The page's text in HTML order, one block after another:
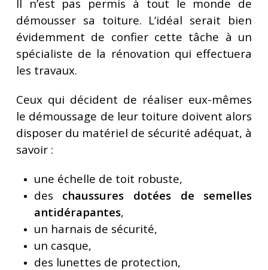
Il n’est pas permis à tout le monde de
démousser sa toiture. L’idéal serait bien
évidemment de confier cette tâche à un
spécialiste de la rénovation qui effectuera
les travaux.
Ceux qui décident de réaliser eux-mêmes
le démoussage de leur toiture doivent alors
disposer du matériel de sécurité adéquat, à
savoir :
une échelle de toit robuste,
des chaussures dotées de semelles
antidérapantes,
un harnais de sécurité,
un casque,
des lunettes de protection,